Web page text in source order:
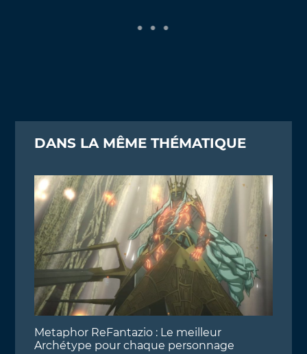
DANS LA MÊME THÉMATIQUE
Metaphor ReFantazio : Le meilleur
Archétype pour chaque personnage